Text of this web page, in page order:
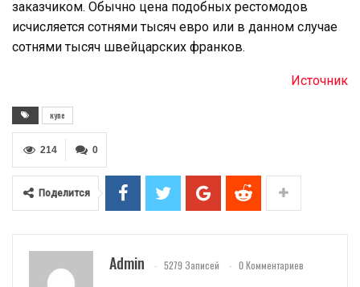
заказчиком. Обычно цена подобных рестомодов
исчисляется сотнями тысяч евро или в данном случае
сотнями тысяч швейцарских франков.
Источник
купе
0
214
Поделится
Admin 5279 Записей 0 Комментариев